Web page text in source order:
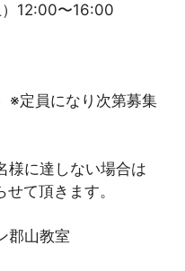
12:00〜16:00
※定員になり次第募集
に達しない場合は
て頂きます。
郡山教室